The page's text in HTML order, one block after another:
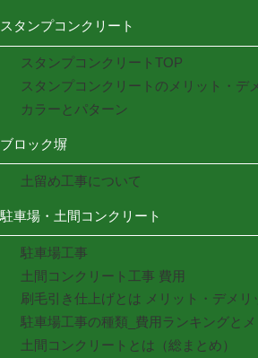
スタンプコンクリート
スタンプコンクリートTOP
スタンプコンクリートのメリット・デ
カラーとパターン
ブロック塀
土留め工事について
駐車場・土間コンクリート
駐車場工事
土間コンクリート工事 費用
刷毛引き仕上げとは メリット・デメリ
駐車場工事の種類_費用ランキングと
土間コンクリートとは（総まとめ）